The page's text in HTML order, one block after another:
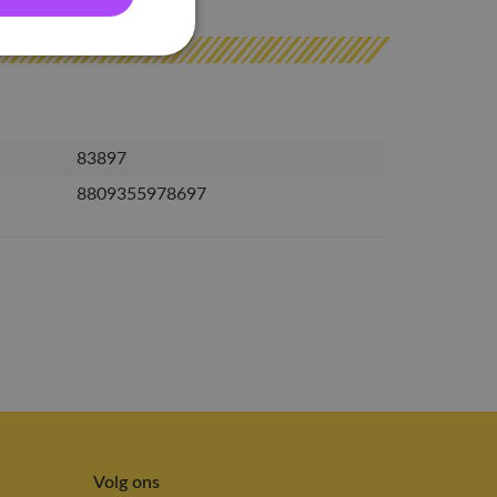
83897
8809355978697
Volg ons